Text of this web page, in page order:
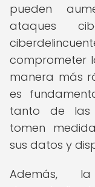
pueden
ataques
comprometer
manera más
es
tanto de las
tomen
sus datos y
Además,